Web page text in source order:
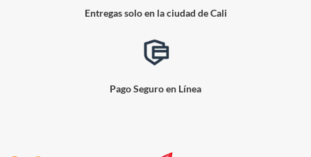
Entregas solo en la ciudad de Cali
Pago Seguro en Línea